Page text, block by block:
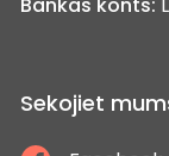
Sekojiet